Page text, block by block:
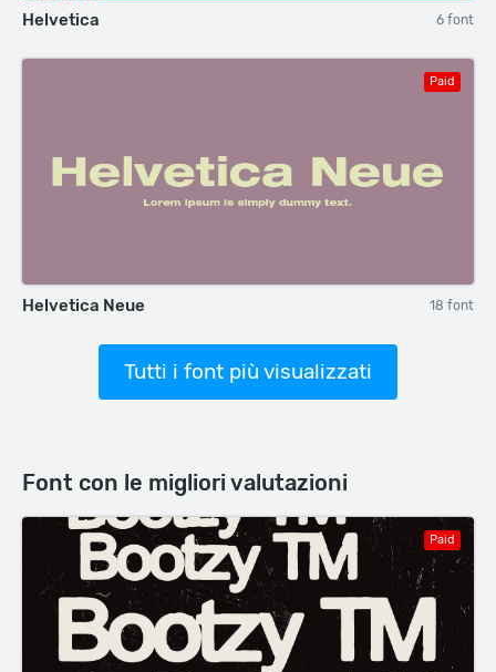
Helvetica 6 font
Paid
Helvetica Neue 18 font
Tutti i font più visualizzati
Font con le migliori valutazioni
Paid